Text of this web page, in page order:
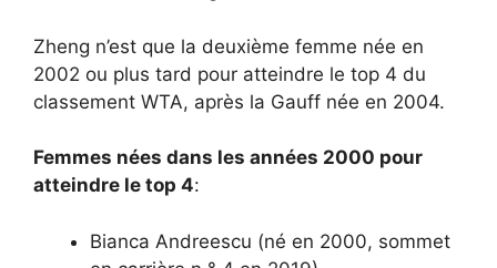
Zheng n’est que la deuxième femme née en
2002 ou plus tard pour atteindre le top 4 du
classement WTA, après la Gauff née en 2004.
Femmes nées dans les années 2000 pour
atteindre le top 4:
Bianca Andreescu (né en 2000, sommet